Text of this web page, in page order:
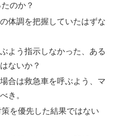
のか？
体調を把握していたはずな
よう指示しなかった、ある
ないか？
合は救急車を呼ぶよう、マ
き。
を優先した結果ではない